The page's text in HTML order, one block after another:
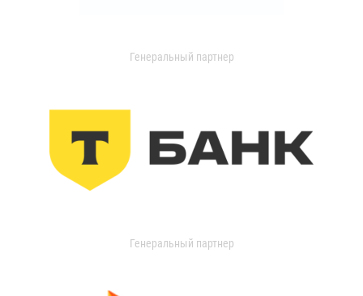
Генеральный партнер
Генеральный партнер